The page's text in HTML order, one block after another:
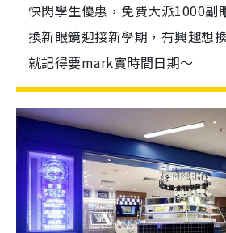
快閃學生優惠，免費大派1000副
換新眼鏡迎接新學期，有興趣想
就記得要mark實時間日期～